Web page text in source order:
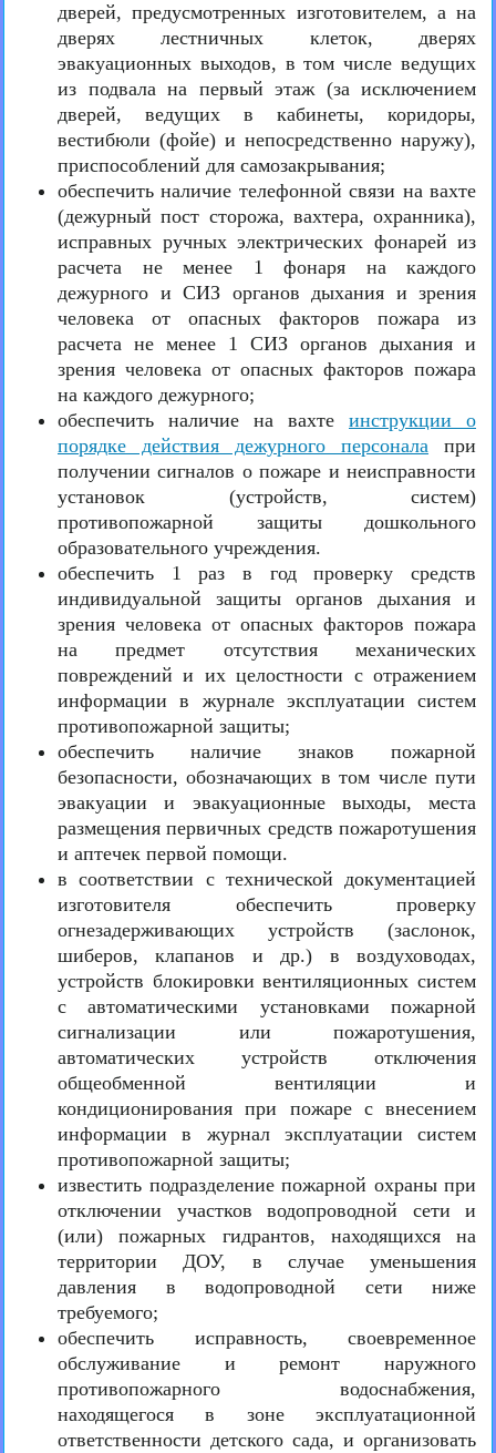
дверей, предусмотренных изготовителем, а на
дверях лестничных клеток, дверях
эвакуационных выходов, в том числе ведущих
из подвала на первый этаж (за исключением
дверей, ведущих в кабинеты, коридоры,
вестибюли (фойе) и непосредственно наружу),
приспособлений для самозакрывания;
обеспечить наличие телефонной связи на вахте
(дежурный пост сторожа, вахтера, охранника),
исправных ручных электрических фонарей из
расчета не менее 1 фонаря на каждого
дежурного и СИЗ органов дыхания и зрения
человека от опасных факторов пожара из
расчета не менее 1 СИЗ органов дыхания и
зрения человека от опасных факторов пожара
на каждого дежурного;
обеспечить наличие на вахте инструкции о
порядке действия дежурного персонала при
получении сигналов о пожаре и неисправности
установок (устройств, систем)
противопожарной защиты дошкольного
образовательного учреждения.
обеспечить 1 раз в год проверку средств
индивидуальной защиты органов дыхания и
зрения человека от опасных факторов пожара
на предмет отсутствия механических
повреждений и их целостности с отражением
информации в журнале эксплуатации систем
противопожарной защиты;
обеспечить наличие знаков пожарной
безопасности, обозначающих в том числе пути
эвакуации и эвакуационные выходы, места
размещения первичных средств пожаротушения
и аптечек первой помощи.
в соответствии с технической документацией
изготовителя обеспечить проверку
огнезадерживающих устройств (заслонок,
шиберов, клапанов и др.) в воздуховодах,
устройств блокировки вентиляционных систем
с автоматическими установками пожарной
сигнализации или пожаротушения,
автоматических устройств отключения
общеобменной вентиляции и
кондиционирования при пожаре с внесением
информации в журнал эксплуатации систем
противопожарной защиты;
известить подразделение пожарной охраны при
отключении участков водопроводной сети и
(или) пожарных гидрантов, находящихся на
территории ДОУ, в случае уменьшения
давления в водопроводной сети ниже
требуемого;
обеспечить исправность, своевременное
обслуживание и ремонт наружного
противопожарного водоснабжения,
находящегося в зоне эксплуатационной
ответственности детского сада, и организовать